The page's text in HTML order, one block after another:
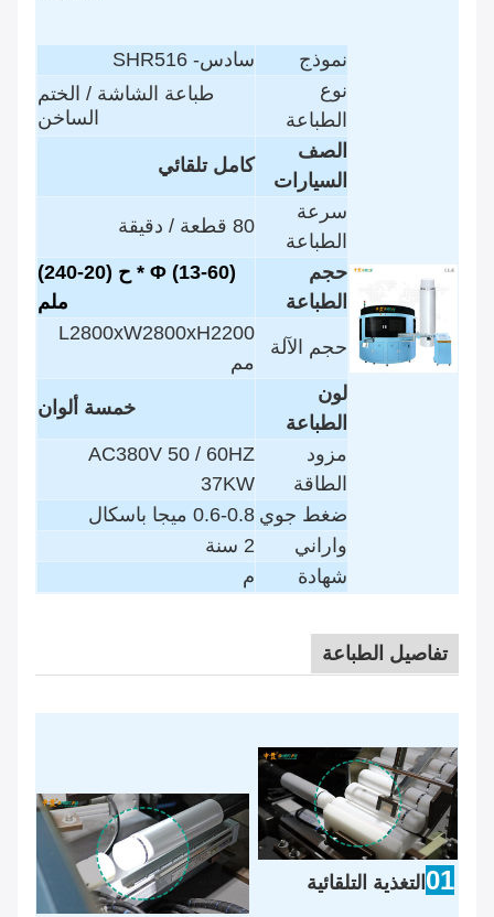
نموذج
سادس- SHR516
نوع
الطباعة
طباعة الشاشة / الختم
الساخن
الصف
السيارات
كامل تلقائي
سرعة
الطباعة
80 قطعة / دقيقة
حجم
الطباعة
Φ (13-60) * ح (20-240)
ملم
حجم الآلة
L2800xW2800xH2200
مم
لون
الطباعة
خمسة ألوان
مزود
الطاقة
AC380V 50 / 60HZ
37KW
ضغط جوي 0.6-0.8 ميجا باسكال
واراني
2 سنة
شهادة
م
تفاصيل الطباعة
01 التغذية التلقائية